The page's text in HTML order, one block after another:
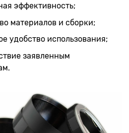
эффективность;
материалов и сборки;
удобство использования;
заявленным